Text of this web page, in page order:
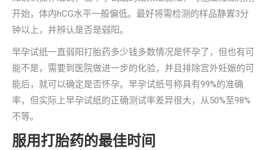
开始，体内hCG水平一般偏低。最好将需检测的样品静置3分
钟以上，并辨认是否是弱阳。
早孕试纸一直弱阳打胎药多少钱多数情况是怀孕了，但也有可
能不是，需要到医院做进一步的化验，并且排除宫外妊娠的可
能后，就可以确定是否怀孕。早孕试纸号称具有99%的准确
率，但实际上早孕试纸的正确测试率差异很大，从50%至98%
不等。
服用打胎药的最佳时间